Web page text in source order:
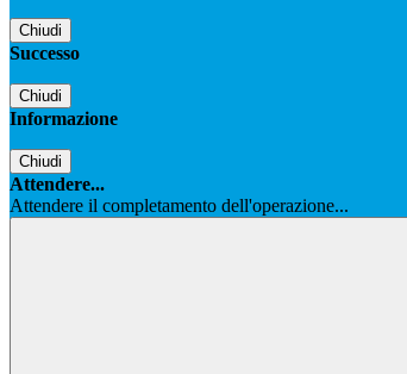
Chiudi
Successo
Chiudi
Informazione
Chiudi
Attendere...
Attendere il completamento dell'operazione...